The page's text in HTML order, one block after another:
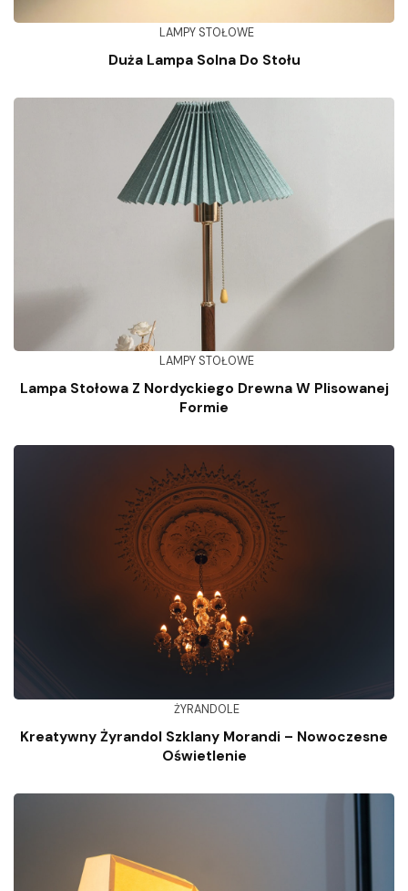
LAMPY STOŁOWE
Duża Lampa Solna Do Stołu
LAMPY STOŁOWE
Lampa Stołowa Z Nordyckiego Drewna W Plisowanej
Formie
ŻYRANDOLE
Kreatywny Żyrandol Szklany Morandi – Nowoczesne
Oświetlenie